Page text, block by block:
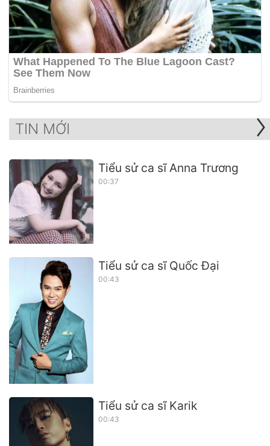
TIN MỚI
Tiểu sử ca sĩ Anna Trương
00:37
Tiểu sử ca sĩ Quốc Đại
00:43
Tiểu sử ca sĩ Karik
00:43